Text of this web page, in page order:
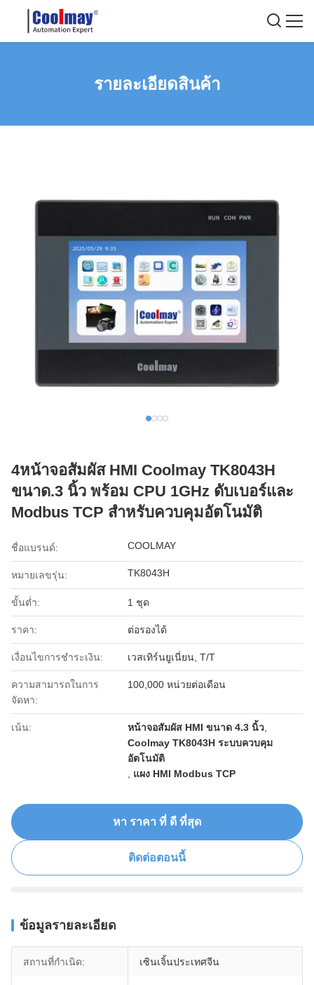
รายละเอียดสินค้า
4หน้าจอสัมผัส HMI Coolmay TK8043H
ขนาด.3 นิ้ว พร้อม CPU 1GHz ดับเบอร์และ
Modbus TCP สําหรับควบคุมอัตโนมัติ
ชื่อแบรนด์: COOLMAY
หมายเลขรุ่น: TK8043H
ขั้นต่ำ: 1 ชุด
ราคา: ต่อรองได้
เงื่อนไขการชำระเงิน: เวสเทิร์นยูเนี่ยน, T/T
ความสามารถในการ
จัดหา:
100,000 หน่วยต่อเดือน
เน้น: หน้าจอสัมผัส HMI ขนาด 4.3 นิ้ว
Coolmay TK8043H ระบบควบคุม
อัตโนมัติ
แผง HMI Modbus TCP
หา ราคา ที่ ดี ที่สุด
ติดต่อตอนนี้
ข้อมูลรายละเอียด
สถานที่กำเนิด: เซินเจิ้นประเทศจีน